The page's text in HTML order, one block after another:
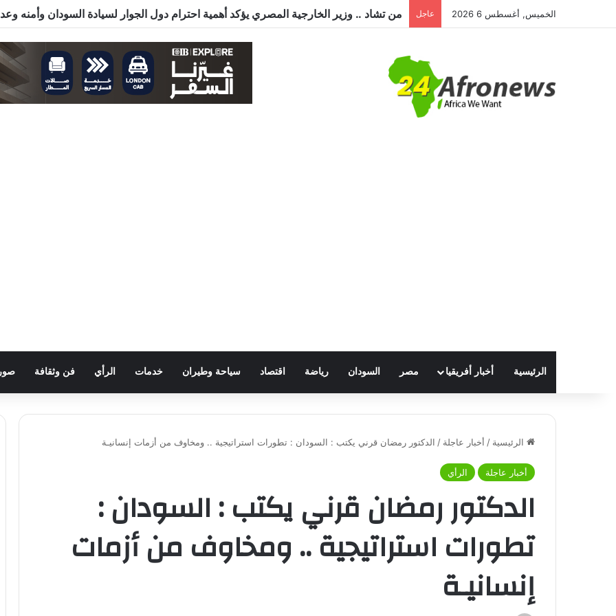
الخميس, أغسطس 6 2026 عاجل
الرئيسية أخبار أفريقيا مصر السودان رياضة اقتصاد سياحة وطيران خدمات الرأي فن وثقافة
الرئيسية / أخبار عاجلة / الدكتور رمضان قرني يكتب : السودان : تطورات استراتيجية .. ومخاوف من أزمات إنسانيـة
أخبار عاجلة الرأي
الدكتور رمضان قرني يكتب : السودان :
تطورات استراتيجية .. ومخاوف من أزمات
إنسانيـة